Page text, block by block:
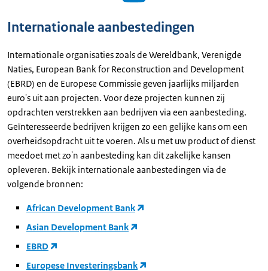
Internationale aanbestedingen
Internationale organisaties zoals de Wereldbank, Verenigde
Naties, European Bank for Reconstruction and Development
(EBRD) en de Europese Commissie geven jaarlijks miljarden
euro's uit aan projecten. Voor deze projecten kunnen zij
opdrachten verstrekken aan bedrijven via een aanbesteding.
Geïnteresseerde bedrijven krijgen zo een gelijke kans om een
overheidsopdracht uit te voeren. Als u met uw product of dienst
meedoet met zo'n aanbesteding kan dit zakelijke kansen
opleveren. Bekijk internationale aanbestedingen via de
volgende bronnen:
African Development Bank
Asian Development Bank
EBRD
Europese Investeringsbank